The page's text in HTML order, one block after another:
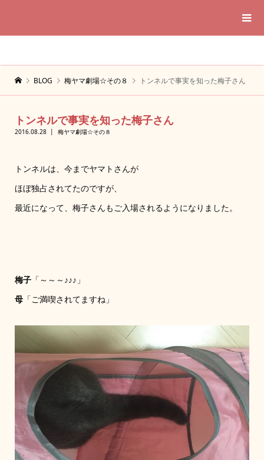
BLOG 梅ヤマ劇場☆その８ トンネルで事実を知った梅子さん
トンネルで事実を知った梅子さん
2016.08.28 梅ヤマ劇場☆その８
トンネルは、今までヤマトさんが
ほぼ独占されてたのですが、
最近になって、梅子さんもご入場されるようになりました。
梅子「～～～♪♪♪」
母「ご満喫されてますね」